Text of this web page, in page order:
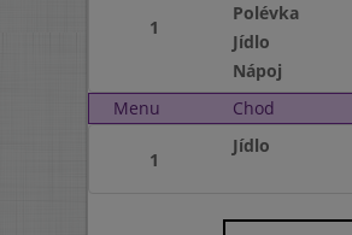
1
Polévka
Jídlo
Nápoj
Menu
Chod
1
Jídlo